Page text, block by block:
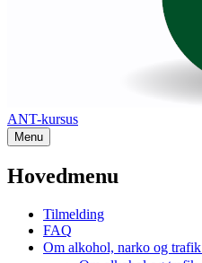
ANT-kursus
Menu
Hovedmenu
Tilmelding
FAQ
Om alkohol, narko og trafik